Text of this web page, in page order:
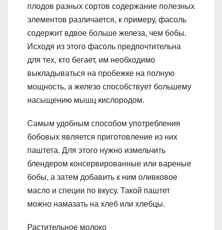
плодов разных сортов содержание полезных
элементов различается, к примеру, фасоль
содержит вдвое больше железа, чем бобы.
Исходя из этого фасоль предпочтительна
для тех, кто бегает, им необходимо
выкладываться на пробежке на полную
мощность, а железо способствует большему
насыщению мышц кислородом.
Самым удобным способом употребления
бобовых является приготовление из них
паштета. Для этого нужно измельчить
блендером консервированные или вареные
бобы, а затем добавить к ним оливковое
масло и специи по вкусу. Такой паштет
можно намазать на хлеб или хлебцы.
Растительное молоко